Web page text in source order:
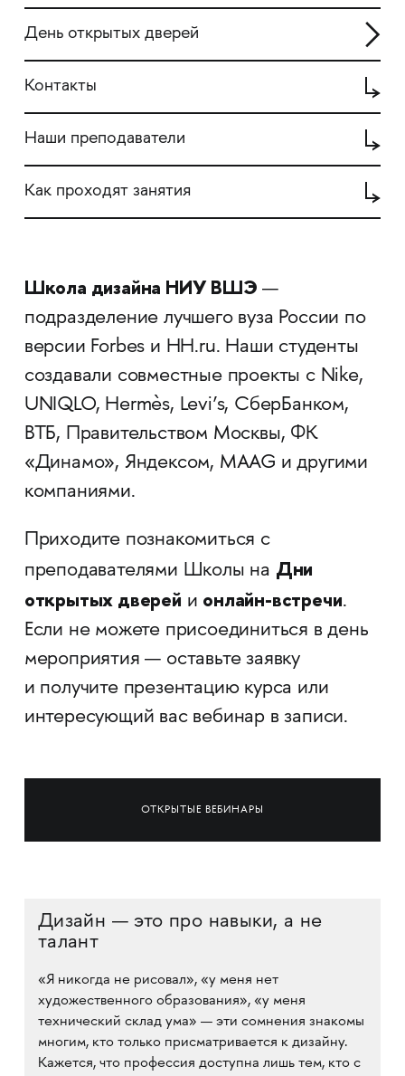
День открытых дверей
Контакты
Наши преподаватели
Как проходят занятия
Школа дизайна НИУ ВШЭ —
подразделение лучшего вуза России по
версии Forbes и HH.ru. Наши студенты
создавали совместные проекты с Nike,
UNIQLO, Hermès, Levi’s, СберБанком,
ВТБ, Правительством Москвы, ФК
«Динамо», Яндексом, MAAG и другими
компаниями.
Приходите познакомиться с
преподавателями Школы на Дни
открытых дверей и онлайн-встречи.
Если не можете присоединиться в день
мероприятия — оставьте заявку
и получите презентацию курса или
интересующий вас вебинар в записи.
ОТКРЫТЫЕ ВЕБИНАРЫ
Дизайн — это про навыки, а не
талант
«Я никогда не рисовал», «у меня нет
художественного образования», «у меня
технический склад ума» — эти сомнения знакомы
многим, кто только присматривается к дизайну.
Кажется, что профессия доступна лишь тем, кто с